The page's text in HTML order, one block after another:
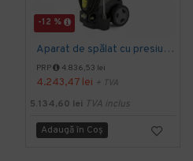
-12 %
Aparat de spălat cu presiune HD 5/15 C Plus, Kärcher
PRP 4.836,53 lei
4.243,47 lei + TVA
5.134,60 lei TVA inclus
Adaugă în Coş